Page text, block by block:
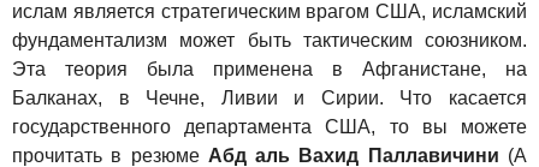
ислам является стратегическим врагом США, исламский
фундаментализм может быть тактическим союзником.
Эта теория была применена в Афганистане, на
Балканах, в Чечне, Ливии и Сирии. Что касается
государственного департамента США, то вы можете
прочитать в резюме Абд аль Вахид Паллавичини (A